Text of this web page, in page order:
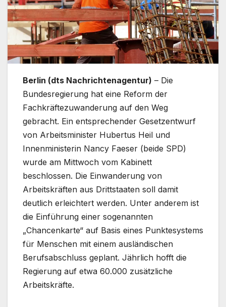
Berlin (dts Nachrichtenagentur) – Die
Bundesregierung hat eine Reform der
Fachkräftezuwanderung auf den Weg
gebracht. Ein entsprechender Gesetzentwurf
von Arbeitsminister Hubertus Heil und
Innenministerin Nancy Faeser (beide SPD)
wurde am Mittwoch vom Kabinett
beschlossen. Die Einwanderung von
Arbeitskräften aus Drittstaaten soll damit
deutlich erleichtert werden. Unter anderem ist
die Einführung einer sogenannten
„Chancenkarte“ auf Basis eines Punktesystems
für Menschen mit einem ausländischen
Berufsabschluss geplant. Jährlich hofft die
Regierung auf etwa 60.000 zusätzliche
Arbeitskräfte.